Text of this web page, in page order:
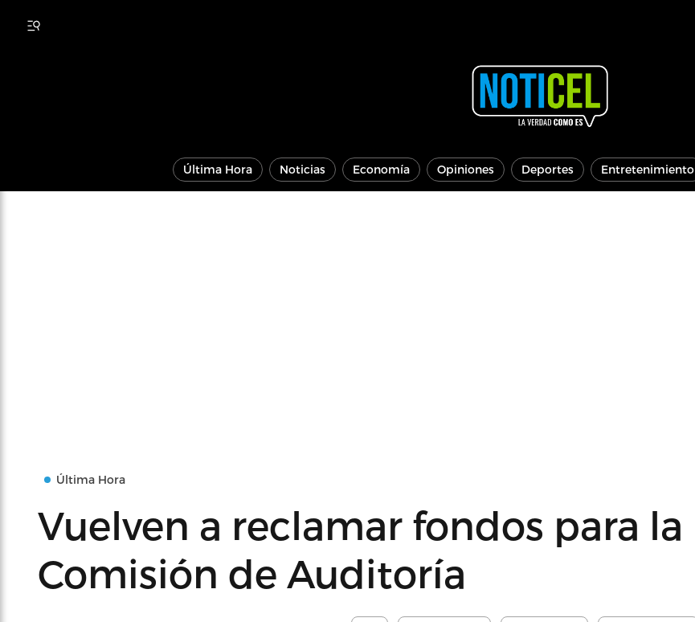
Última Hora Noticias Economía Opiniones Deportes Entretenimiento
Última Hora
Vuelven a reclamar fondos para la
Comisión de Auditoría